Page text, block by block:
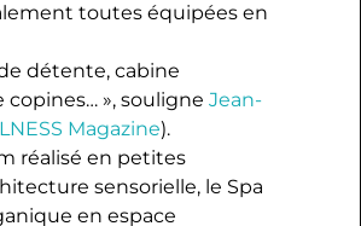
toutes équipées en
détente, cabine
», souligne Jean-
Magazine).
réalisé en petites
sensorielle, le Spa
en espace